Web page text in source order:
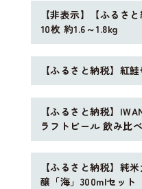
【非表示】【ふるさ
10枚 約1.6～1.8kg
【ふるさと納税】紅
【ふるさと納税】
ラフトビール 飲み比
【ふるさと納税】純
醸「海」300mlセット